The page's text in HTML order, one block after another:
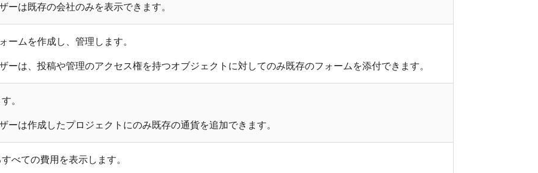
ーは既存の会社のみを表示できます。
ームを作成し、管理します。
ーは、投稿や管理のアクセス権を持つオブジェクトに対してのみ既存のフォームを添付できます。
。
ーは作成したプロジェクトにのみ既存の通貨を追加できます。
べての費用を表示します。